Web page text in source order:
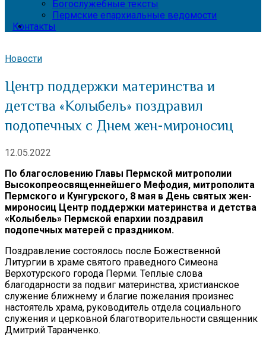
Богослужебные тексты
Пермские епархиальные ведомости
Контакты
Новости
Центр поддержки материнства и
детства «Колыбель» поздравил
подопечных с Днем жен-мироносиц
12.05.2022
По благословению Главы Пермской митрополии
Высокопреосвященнейшего Мефодия, митрополита
Пермского и Кунгурского, 8 мая в День святых жен-
мироносиц Центр поддержки материнства и детства
«Колыбель» Пермской епархии поздравил
подопечных матерей с праздником.
Поздравление состоялось после Божественной
Литургии в храме святого праведного Симеона
Верхотурского города Перми. Теплые слова
благодарности за подвиг материнства, христианское
служение ближнему и благие пожелания произнес
настоятель храма, руководитель отдела социального
служения и церковной благотворительности священник
Дмитрий Таранченко.